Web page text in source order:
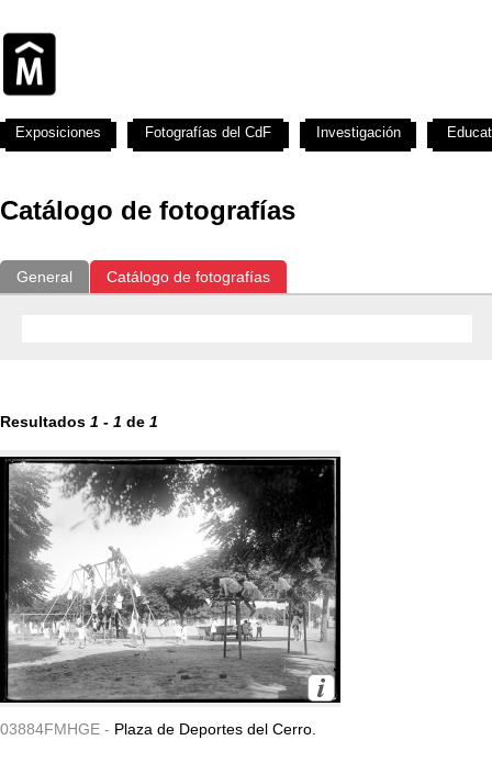
Catálogo de fotografías
General Catálogo de fotografías
Resultados 1 - 1 de 1
03884FMHGE - Plaza de Deportes del Cerro.
Exposiciones Fotografías del CdF Investigación